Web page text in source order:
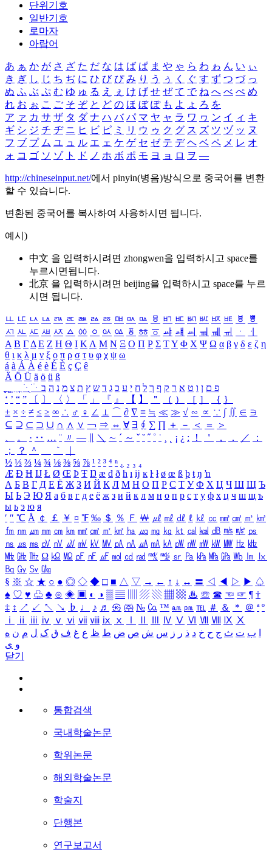
단위기호
일반기호
로마자
아랍어
あ ぁ か が さ ざ た だ な は ば ぱ ま や ゃ ら わ ゎ ん い ぃ
き ぎ し じ ち ぢ に ひ び ぴ み り う ぅ く ぐ す ず つ づ っ
ぬ ふ ぶ ぷ む ゆ ゅ る え ぇ け げ せ ぜ て で ね へ べ ぺ め
れ お ぉ こ ご そ ぞ と ど の ほ ぼ ぽ も よ ょ ろ を
ア ァ カ サ ザ タ ダ ナ ハ バ パ マ ヤ ャ ラ ワ ヮ ン イ ィ キ
ギ シ ジ チ ヂ ニ ヒ ビ ピ ミ リ ウ ゥ ク グ ス ズ ツ ヅ ッ ヌ
フ ブ プ ム ユ ュ ル エ ェ ケ ゲ セ ゼ テ デ ヘ ベ ペ メ レ オ
ォ コ ゴ ソ ゾ ト ド ノ ホ ボ ポ モ ヨ ョ ロ ヲ ―
http://chineseinput.net/에서 pinyin(병음)방식으로 중국어를 변환
할 수 있습니다.
변환된 중국어를 복사하여 사용하시면 됩니다.
예시)
中文 을 입력하시려면 zhongwen을 입력하시고 space를
누르시면됩니다.
北京 을 입력하시려면 beijing을 입력하시고 space를 누르
시면 됩니다.
ㅥ ㅦ ㅧ ㅨ ㅩ ㅪ ㅫ ㅬ ㅭ ㅮ ㅯ ㅰ ㅱ ㅲ ㅳ ㅴ ㅵ ㅶ ㅷ ㅸ
ㅹ
ㅺ ㅻ ㅼ ㅽ ㅾ ㅿ ㆀ ㆁ ㆂ ㆃ ㆄ ㆅ ㆆ ㆇ ㆈ ㆉ ㆊ ㆋ ㆌ ㆍ
ㆎ
Α Β ΓΔ Ε Ζ Η Θ Ι ΚΛ Μ Ν Ξ Ο Π Ρ Σ ΤΥ Φ Χ Ψ Ω α β γ δ ε ζ η
θ ι κ λ μ ν ξ ο π ρ σ τ υ φ χ ψ ω
á à Á À é è É È ç Ç ê
Ä Ö Ü ä ö ü ß
ִֶֹ ֻּ ׁׂ פ ם ן ו ט א ר ק ף ך ל ח י ע כ ג ד ש ץ ת צ מ נ ה ב
‘ ’ “ ” 〔 〕 〈 〉 「 」 『 』 【 】 ＂ （ ） ［ ］ ｛ ｝
± × ÷ ≠ ≤ ≥ ∞ ∴ ♂ ♀ ∠ ⊥ ⌒ ∂ ∇ ≡ ≒ ≪ ≫ √ ∽ ∝ ∵ ∫ ∬ ∈ ∋
⊆ ⊇ ⊂ ⊃ ∪ ∩ ∧ ∨ ￢ ⇒ ⇔ ∀ ∃ ∮ ∑ ∏ ＋ － ＜ ＝
＞
、
。 · ‥ … ¨ 〃 ― ＼ ∼ ´ ～ ˇ ˘ ˝ ˚ ˙ ¸ ¡ ¿ ː ！ ＇ ， ． ／
：
；
？ ＾ ｀
½ ⅓ ⅔ ¼ ¾ ⅛ ⅜ ⅝ ⅞ ¹ ² ³ ⁴ ⁿ ₁ ₂ ₃ ₄
Æ Ð Ħ Ĳ Ł Ø Œ Þ Ŧ Ŋ æ đ ð ħ ı ĳ ĸ ŀ ł ø œ ß þ ŧ ŋ ŉ
А Б В Г Д Е Ё Ж З И Й К Л М Н О П Р С Т У Ф Х Ц Ч Ш Щ Ъ
Ы Ь Э Ю Я а б в г д е ё ж з и й к л м н о п р с т у ф х ц ч ш щ ъ
ы ь э ю я
′ ″ ℃ Å ￠ ￡ ￥ ¤ ℉ ‰ ＄ ％ Ｆ ￦ ㎕ ㎖ ㎗ ℓ ㎘ ㏄ ㎣ ㎤ ㎥ ㎦
㎙ ㎚ ㎛ ㎜ ㎝ ㎞ ㎟ ㎠ ㎡ ㎢ ㏊ ㎍ ㎎ ㎏ ㏏ ㎈ ㎉ ㏈ ㎧ ㎨ ㎰
㎱ ㎲ ㎳ ㎴ ㎵ ㎶ ㎷ ㎸ ㎹ ㎀ ㎁ ㎂ ㎃ ㎄ ㎺ ㎻ ㎽ ㎾ ㎿ ㎐ ㎑
㎒ ㎓ ㎔ Ω ㏀ ㏁ ㎊ ㎋ ㎌ ㏖ ㏅ ㎭ ㎮ ㎯ ㏛ ㎩ ㎪ ㎫ ㎬ ㏝ ㏐
㏓
㏃ ㏉ ㏜ ㏆
§ ※ ☆ ★ ○ ● ◎ ◇ ◆ □ ■ △ ▽ → ← ↑ ↓ ↔ 〓 ◁ ◀ ▷ ▶ ♤
♠ ♡ ♥ ♧ ♣ ⊙ ◈ ▣ ◐ ◑ ▒ ▤ ▨ ▧ ▦ ▩ ♨ ☏ ☎ ☜ ☞ ¶ †
‡ ↕ ↗ ↙ ↖ ↘ ♭ ♩ ♪ ♬ ㉿ ㈜ № ㏇ ™ ㏂ ㏘ ℡ ＃ ＆ ＊ ＠ ª º
ⅰ
ⅱ ⅲ ⅳ ⅴ ⅵ ⅶ ⅷ ⅸ ⅹ Ⅳ Ⅴ Ⅵ Ⅶ Ⅷ Ⅸ Ⅹ
ب ت ث ج ح خ د ذ ر ز س ش ص ض ط ظ ع غ ف ق ک ل م ن ه
و ی
닫기
통합검색
국내학술논문
학위논문
해외학술논문
학술지
단행본
연구보고서